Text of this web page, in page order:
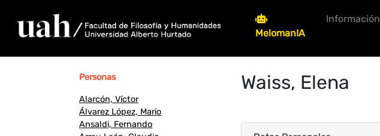
MelomanIA
Información
Personas
Alarcón, Víctor
Álvarez López, Mario
Ansaldi, Fernando
Waiss, Elena